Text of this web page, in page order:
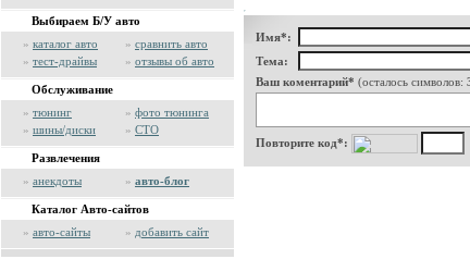
Выбираем Б/У авто
» каталог авто » сравнить авто
» тест-драйвы » отзывы об авто
Обслуживание
» тюнинг » фото тюнинга
» шины/диски » СТО
Развлечения
» анекдоты » авто-блог
Каталог Авто-сайтов
» авто-сайты » добавить сайт
Имя*:
Тема:
Ваш коментарий* (осталось символов:
Повторите код*: